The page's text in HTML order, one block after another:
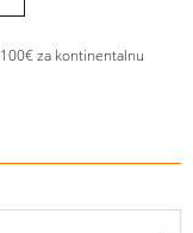
za kontinentalnu